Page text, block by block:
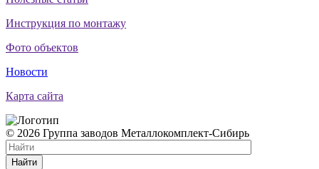
Инструкция по монтажу
Фото объектов
Новости
Карта сайта
© 2026 Группа заводов Металлокомплект-Сибирь
Найти